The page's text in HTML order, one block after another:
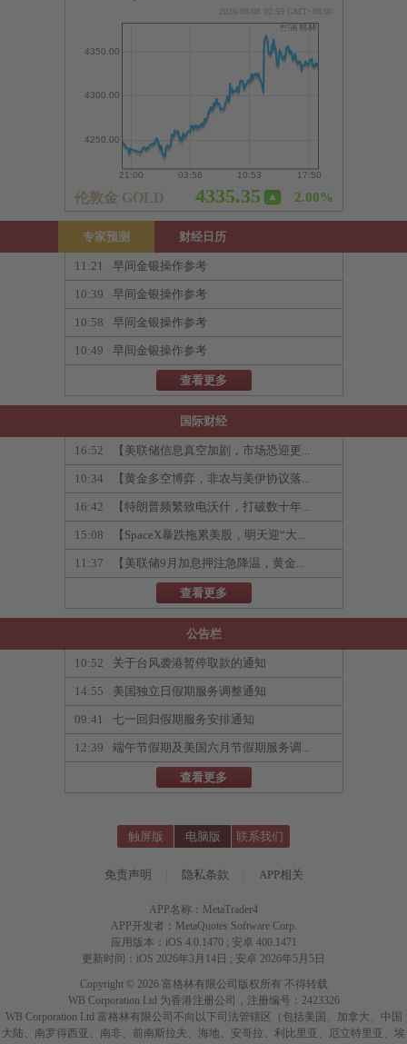
专家预测 财经日历
11:21 早间金银操作参考
10:39 早间金银操作参考
10:58 早间金银操作参考
10:49 早间金银操作参考
查看更多
国际财经
16:52 【美联储信息真空加剧，市场恐迎更...
10:34 【黄金多空博弈，非农与美伊协议落...
16:42 【特朗普频繁致电沃什，打破数十年...
15:08 【SpaceX暴跌拖累美股，明天迎“大...
11:37 【美联储9月加息押注急降温，黄金...
查看更多
公告栏
10:52 关于台风袭港暂停取款的通知
14:55 美国独立日假期服务调整通知
09:41 七一回归假期服务安排通知
12:39 端午节假期及美国六月节假期服务调...
查看更多
触屏版 电脑版 联系我们
免责声明 隐私条款 APP相关
APP名称：MetaTrader4
APP开发者：MetaQuotes Software Corp.
应用版本：iOS 4.0.1470 ; 安卓 400.1471
更新时间：iOS 2026年3月14日 ; 安卓 2026年5月5日
Copyright © 2026 富格林有限公司版权所有 不得转载
WB Corporation Ltd 为香港注册公司，注册编号：2423326
WB Corporation Ltd 富格林有限公司不向以下司法管辖区（包括美国、加拿大、中国
大陆、南罗得西亚、南非、前南斯拉夫、海地、安哥拉、利比里亚、厄立特里亚、埃